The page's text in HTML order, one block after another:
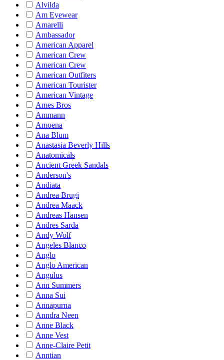
Alvilda
Am Eyewear
Amarelli
Ambassador
American Apparel
American Crew
American Crew
American Outfiters
American Tourister
American Vintage
Ames Bros
Ammann
Amoena
Ana Blum
Anastasia Beverly Hills
Anatomicals
Ancient Greek Sandals
Anderson's
Andiata
Andrea Brugi
Andrea Maack
Andreas Hansen
Andres Sarda
Andy Wolf
Angeles Blanco
Anglo
Anglo American
Angulus
Ann Summers
Anna Sui
Annapurna
Anndra Neen
Anne Black
Anne Vest
Anne-Claire Petit
Anntian